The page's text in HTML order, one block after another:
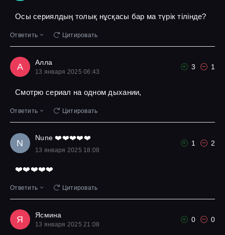
Осы сериялдың толық нұсқасы бар ма түрік тілінде?
Ответить Цитировать
А Алла
13 января 2025 06:43
3 1
Смотрю сериал на одном дыхании,
Ответить Цитировать
N
Nune ❤️❤️❤️❤️❤️
13 января 2025 18:08
1 2
❤️❤️❤️❤️❤️
Ответить Цитировать
Я Ясмина
13 января 2025 21:08
0 0